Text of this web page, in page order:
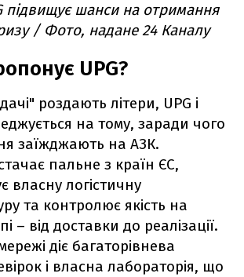
підвищує шанси на отримання
/ Фото, надане 24 Каналу
UPG?
роздають літери, UPG і
на тому, заради чого
заїжджають на АЗК.
пальне з країн ЄС,
власну логістичну
та контролює якість на
– від доставки до реалізації.
діє багаторівнева
і власна лабораторія, що